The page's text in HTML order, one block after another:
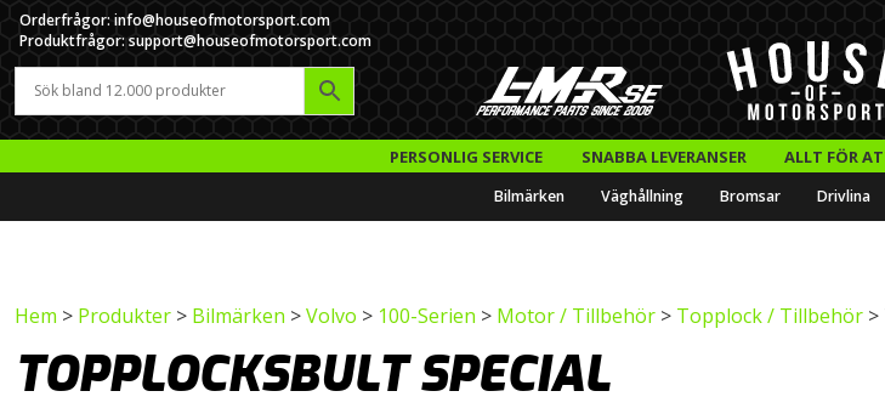
Orderfrågor: info@houseofmotorsport.com
Produktfrågor: support@houseofmotorsport.com
PERSONLIG SERVICE SNABBA LEVERANSER ALLT FÖR
Bilmärken Väghållning Bromsar Drivlina
Hem > Produkter > Bilmärken >Volvo > 100-Serien > Motor / Tillbehör > Topplock / Tillbehör
TOPPLOCKSBULT SPECIAL